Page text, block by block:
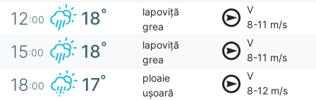
12:00 18°
lapoviță
grea
V
8-11 m/s
15:00 18°
lapoviță
grea
V
8-11 m/s
18:00 17°
ploaie
ușoară
V
8-12 m/s